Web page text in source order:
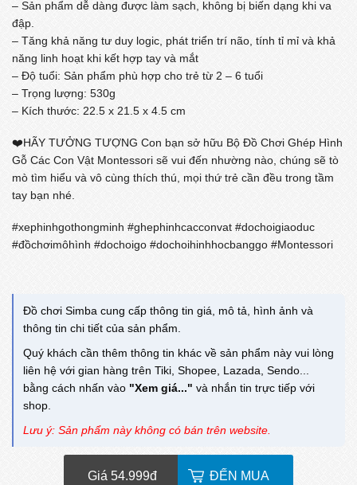
– Sản phẩm dễ dàng được làm sạch, không bị biến dạng khi va
đập.
– Tăng khả năng tư duy logic, phát triển trí não, tính tỉ mỉ và khả
năng linh hoạt khi kết hợp tay và mắt
– Độ tuổi: Sản phẩm phù hợp cho trẻ từ 2 – 6 tuổi
– Trọng lượng: 530g
– Kích thước: 22.5 x 21.5 x 4.5 cm
❤️HÃY TƯỞNG TƯỢNG Con bạn sở hữu Bộ Đồ Chơi Ghép Hình
Gỗ Các Con Vật Montessori sẽ vui đến nhường nào, chúng sẽ tò
mò tìm hiểu và vô cùng thích thú, mọi thứ trẻ cần đều trong tầm
tay bạn nhé.
#xephinhgothongminh #ghephinhcacconvat #dochoigiaoduc
#đồchơimôhình #dochoigo #dochoihinhhocbanggo #Montessori
Đồ chơi Simba cung cấp thông tin giá, mô tả, hình ảnh và
thông tin chi tiết của sản phẩm.
Quý khách cần thêm thông tin khác về sản phẩm này vui lòng
liên hệ với gian hàng trên Tiki, Shopee, Lazada, Sendo...
bằng cách nhấn vào "Xem giá..." và nhắn tin trực tiếp với
shop.
Lưu ý: Sản phẩm này không có bán trên website.
Giá 54.999đ ĐẾN MUA